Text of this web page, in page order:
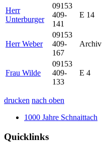
Herr
Unterburger
09153
409-
141
E 14
Herr Weber
09153
409-
167
Archiv
Frau Wilde
09153
409-
133
E 4
drucken nach oben
1000 Jahre Schnaittach
Quicklinks